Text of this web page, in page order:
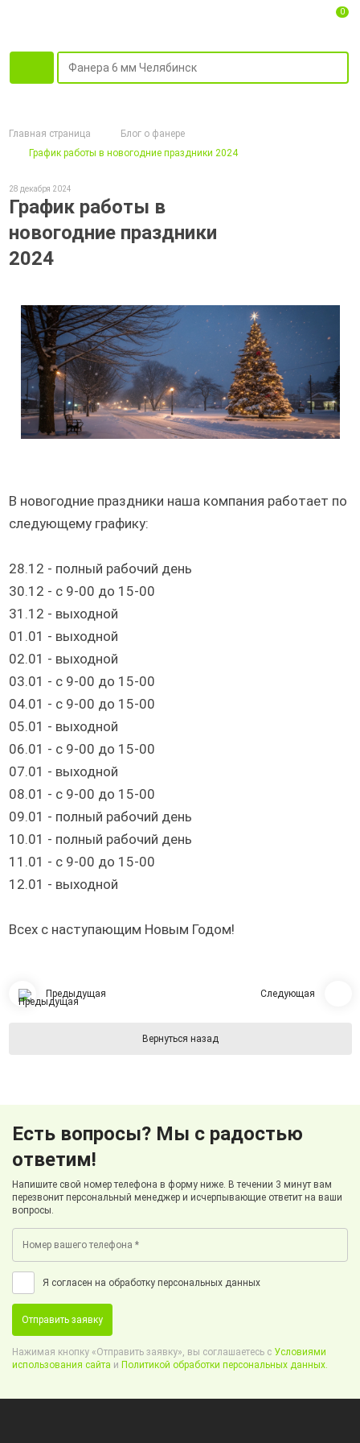
0
Главная страница
Блог о фанере
График работы в новогодние праздники 2024
28 декабря 2024
График работы в
новогодние праздники
2024
В новогодние праздники наша компания работает по
следующему графику:
28.12 - полный рабочий день
30.12 - с 9-00 до 15-00
31.12 - выходной
01.01 - выходной
02.01 - выходной
03.01 - с 9-00 до 15-00
04.01 - с 9-00 до 15-00
05.01 - выходной
06.01 - с 9-00 до 15-00
07.01 - выходной
08.01 - с 9-00 до 15-00
09.01 - полный рабочий день
10.01 - полный рабочий день
11.01 - с 9-00 до 15-00
12.01 - выходной
Всех с наступающим Новым Годом!
Предыдущая Следующая
Вернуться назад
Есть вопросы? Мы с радостью
ответим!
Напишите свой номер телефона в форму ниже. В течении 3 минут вам
перезвонит персональный менеджер и исчерпывающие ответит на ваши
вопросы.
Я согласен на обработку персональных данных
Отправить заявку
Нажимая кнопку «Отправить заявку», вы соглашаетесь с Условиями
использования сайта и Политикой обработки персональных данных.